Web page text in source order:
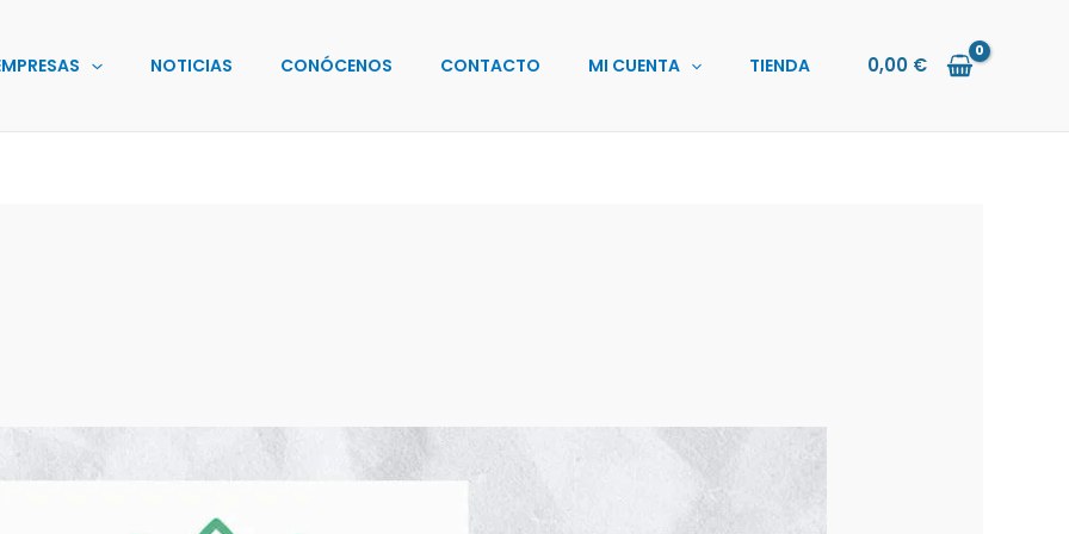
NOTICIAS CONÓCENOS CONTACTO MI CUENTA TIENDA 0,00 €